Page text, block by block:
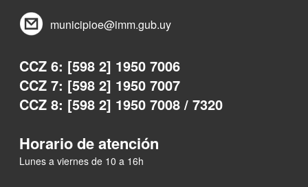
municipioe@imm.gub.uy
CCZ 6: [598 2] 1950 7006
CCZ 7: [598 2] 1950 7007
CCZ 8: [598 2] 1950 7008 / 7320
Horario de atención
Lunes a viernes de 10 a 16h